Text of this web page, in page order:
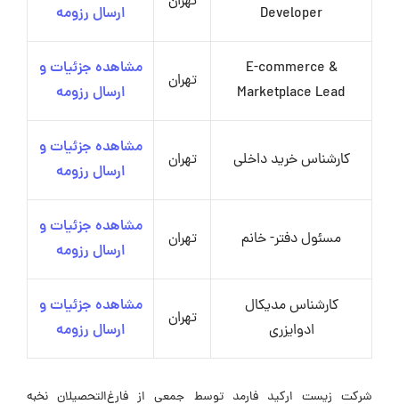
Developer
ارسال رزومه
E-commerce &
Marketplace Lead
تهران
مشاهده جزئیات و
ارسال رزومه
کارشناس خرید داخلی تهران
مشاهده جزئیات و
ارسال رزومه
مسئول دفتر- خانم تهران
مشاهده جزئیات و
ارسال رزومه
کارشناس مدیکال
ادوایزری
تهران
مشاهده جزئیات و
ارسال رزومه
شرکت زیست ارکید فارمد توسط جمعی از فارغ‌التحصیلان نخبه